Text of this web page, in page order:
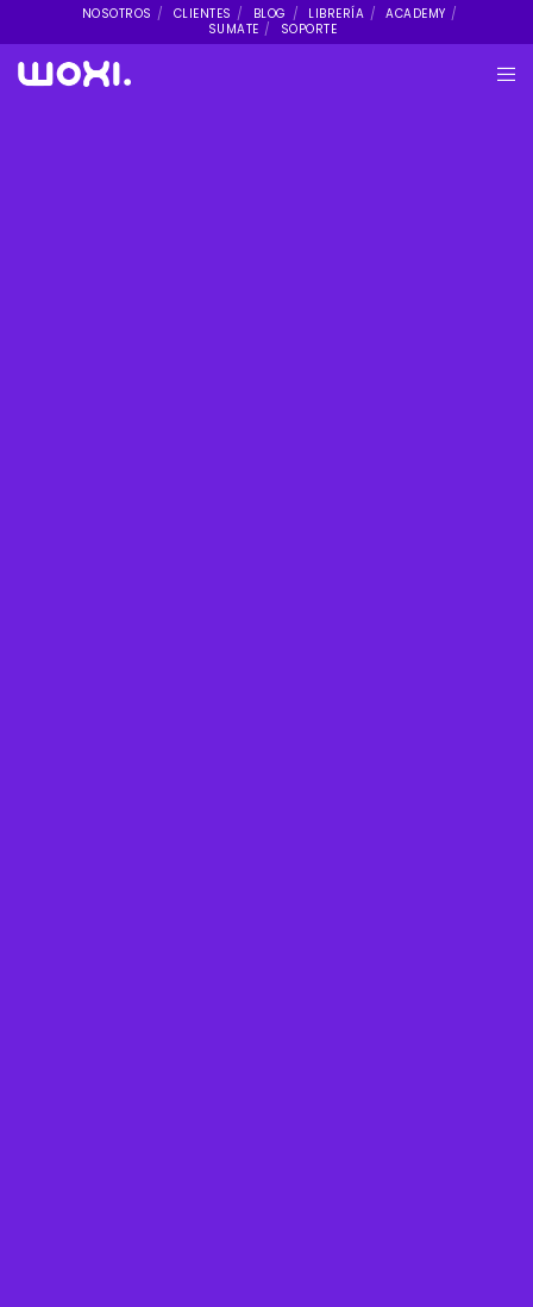
NOSOTROS CLIENTES BLOG LIBRERÍA
ACADEMY
SUMATE
SOPORTE